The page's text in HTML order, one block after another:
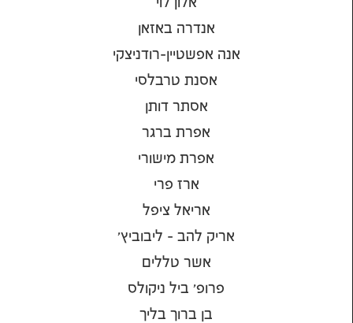
אלון לוי
אנדרה באזאן
אנה אפשטיין-רודניצקי
אסנת טרבלסי
אסתר דותן
אפרת ברגר
אפרת מישורי
ארז פרי
אריאל ציפל
אריק להב - ליבוביץ'
אשר טללים
פרופ' ביל ניקולס
בן ברוך בליך